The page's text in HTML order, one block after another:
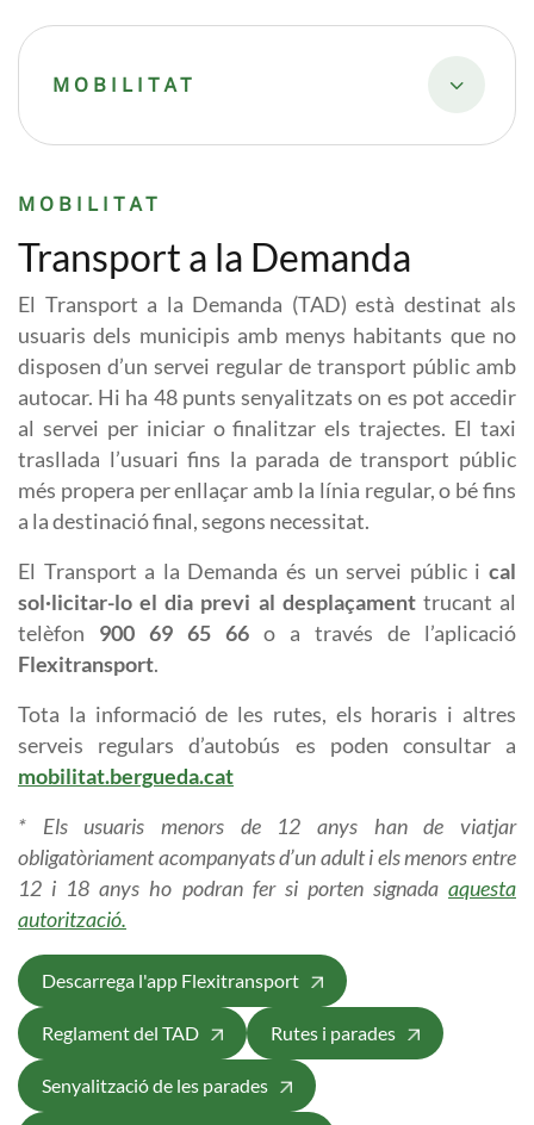
MOBILITAT
MOBILITAT
Transport a la Demanda
El Transport a la Demanda (TAD) està destinat als
usuaris dels municipis amb menys habitants que no
disposen d’un servei regular de transport públic amb
autocar. Hi ha 48 punts senyalitzats on es pot accedir
al servei per iniciar o finalitzar els trajectes. El taxi
trasllada l’usuari fins la parada de transport públic
més propera per enllaçar amb la línia regular, o bé fins
a la destinació final, segons necessitat.
El Transport a la Demanda és un servei públic i cal
sol·licitar-lo el dia previ al desplaçamenttrucant al
telèfon 900 69 65 66 o a través de l’aplicació
Flexitransport.
Tota la informació de les rutes, els horaris i altres
serveis regulars d’autobús es poden consultar a
mobilitat.bergueda.cat
* Els usuaris menors de 12 anys han de viatjar
obligatòriament acompanyats d’un adult i els menors entre
12 i 18 anys ho podran fer si porten signada aquesta
autorització.
Descarrega l'app Flexitransport
Reglament del TAD Rutes i parades
Senyalització de les parades